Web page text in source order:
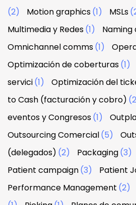
(2)
Motion graphics(1) MSLs
Multimedia y Redes(1)
Omnichannel comms(1)
Optimización de coberturas(1)
servici(1) Optimización del
to Cash (facturación y cobro)
eventos y Congresos(1)
Outsourcing Comercial(5)
(delegados) (2) Packaging(3)
Patient campaign(3) Patient
Performance Management (2)